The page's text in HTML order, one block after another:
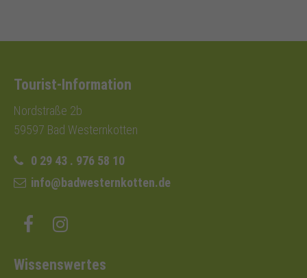
Tourist-Information
Nordstraße 2b
59597 Bad Westernkotten
0 29 43 . 976 58 10
info@badwesternkotten.de
Wissenswertes